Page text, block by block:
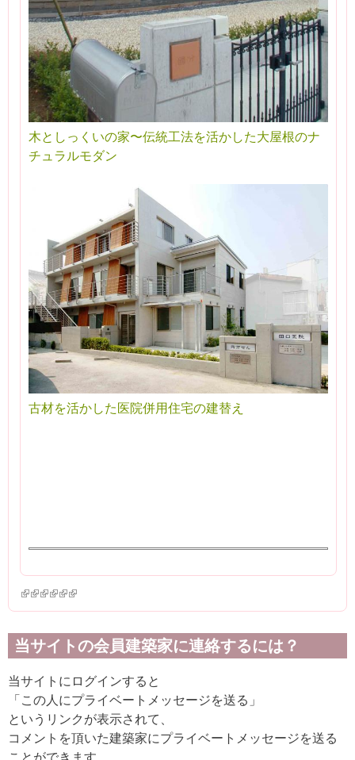
木としっくいの家〜伝統工法を活かした大屋根のナ
チュラルモダン
古材を活かした医院併用住宅の建替え
(link is external)
(link is external)
(link is external)
(link is external)
(link is external)
(link is external)
当サイトの会員建築家に連絡するには？
当サイトにログインすると
「この人にプライベートメッセージを送る」
というリンクが表示されて、
コメントを頂いた建築家にプライベートメッセージを送る